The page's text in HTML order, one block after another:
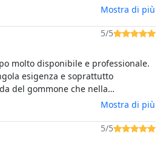
Mostra di più
5/5
molto disponibile e professionale.
esigenza e soprattutto
del gommone che nella
Mostra di più
5/5